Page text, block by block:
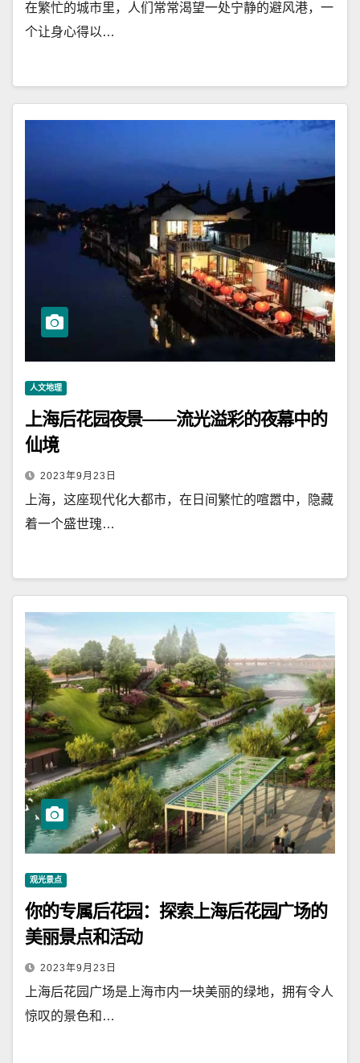
在繁忙的城市里，人们常常渴望一处宁静的避风港，一
个让身心得以…
人文地理
上海后花园夜景——流光溢彩的夜幕中的
仙境
2023年9月23日
上海，这座现代化大都市，在日间繁忙的喧嚣中，隐藏
着一个盛世瑰…
观光景点
你的专属后花园：探索上海后花园广场的
美丽景点和活动
2023年9月23日
上海后花园广场是上海市内一块美丽的绿地，拥有令人
惊叹的景色和…